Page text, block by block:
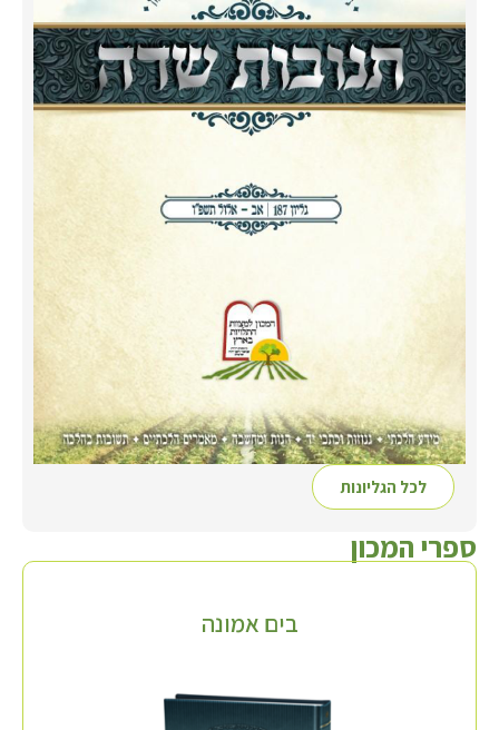
לכל הגליונות
ספרי המכון
בים אמונה